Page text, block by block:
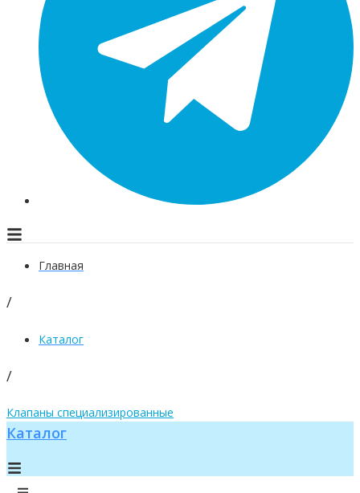
Главная
/
Каталог
/
Клапаны специализированные
Каталог